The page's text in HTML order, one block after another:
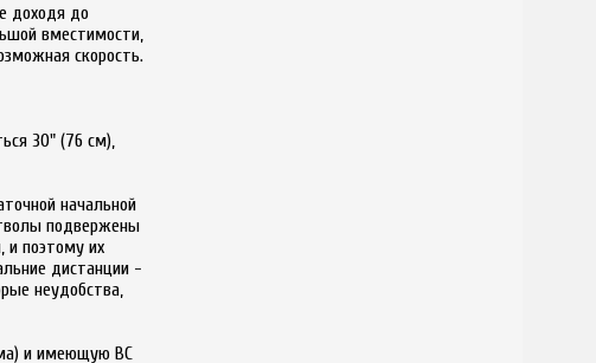
доходя до
вместимости,
скорость.
30" (76 см),
начальной
подвержены
поэтому их
дистанции -
неудобства,
и имеющую ВС